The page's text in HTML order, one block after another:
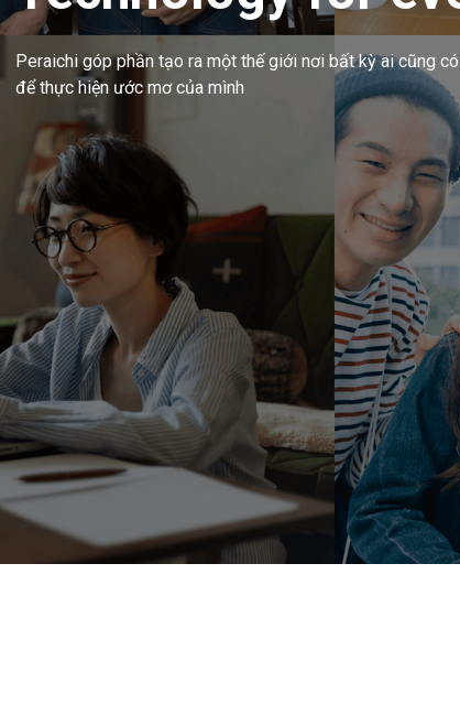
Peraichi góp phần tạo ra một thế giới nơi bất kỳ ai cũng
để thực hiện ước mơ của mình